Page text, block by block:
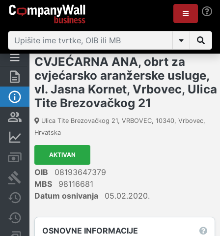
Sažetak
Osnovne informacije
Osobe i vlasništvo
Financijski podaci
Računi i blokade
Sudske objave
Javne nabavke
Promjene
CVJEĆARNA ANA, obrt za
cvjećarsko aranžerske usluge,
vl. Jasna Kornet, Vrbovec, Ulica
Tite Brezovačkog 21
Ulica Tite Brezovačkog 21, VRBOVEC, 10340, Vrbovec,
Hrvatska
AKTIVAN
OIB
08193647379
MBS
98116681
Datum osnivanja
05.02.2020.
OSNOVNE INFORMACIJE